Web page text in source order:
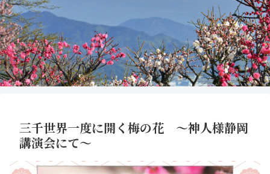
三千世界一度に開く梅の花 〜神人様静岡
講演会にて〜